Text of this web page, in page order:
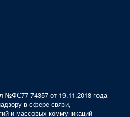
№ФС77-74357 от 19.11.2018 года
в сфере связи,
и массовых коммуникаций